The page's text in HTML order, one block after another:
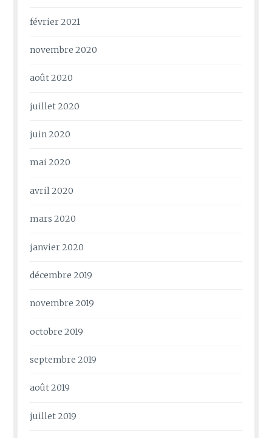
février 2021
novembre 2020
août 2020
juillet 2020
juin 2020
mai 2020
avril 2020
mars 2020
janvier 2020
décembre 2019
novembre 2019
octobre 2019
septembre 2019
août 2019
juillet 2019